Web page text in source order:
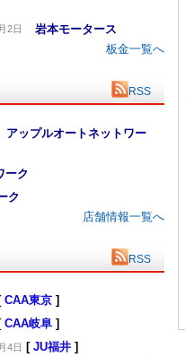
2日
岩本モータース
板金一覧へ
RSS
アップルオートネットワー
ーク
ク
店舗情報一覧へ
RSS
[ CAA東京 ]
[ CAA岐阜 ]
4日 [ JU福井 ]